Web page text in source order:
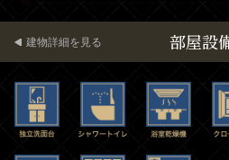
部屋設
建物詳細を見る